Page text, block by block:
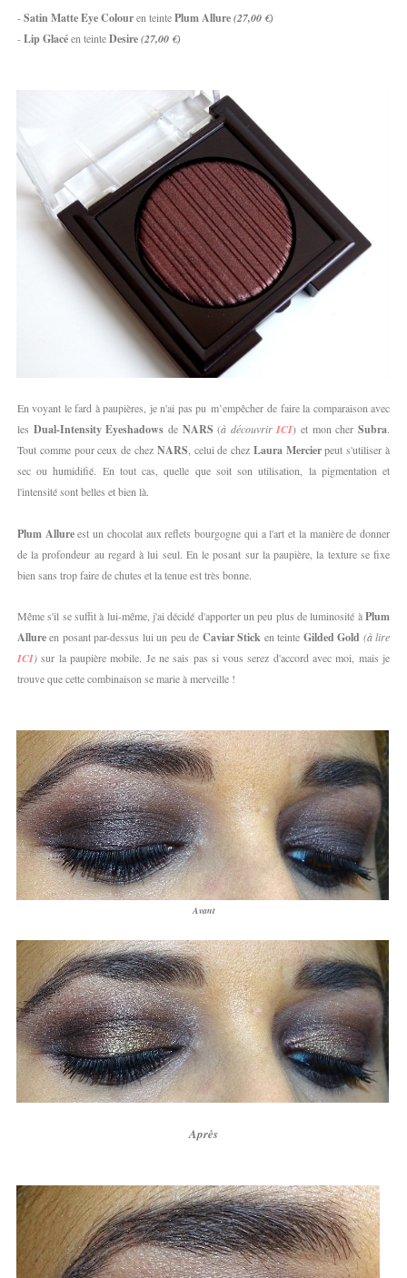
-Satin Matte Eye Colouren teintePlum Allure(27,00 €)
-Lip Glacéen teinteDesire(27,00 €)
En voyant le fard à paupières, je n'ai pas pu m’empêcher de faire la comparaison avec
les Dual-Intensity Eyeshadows de NARS (à découvrirICI) et mon cherSubra.
Tout comme pour ceux de chez NARS , celui de chez Laura Mercierpeut s'utiliser à
sec ou humidifié. En tout cas, quelle que soit son utilisation, la pigmentation et
l'intensité sont belles et bien là.
Plum Allureest un chocolat aux reflets bourgogne qui a l'art et la manière de donner
de la profondeur au regard à lui seul. En le posant sur la paupière, la texture se fixe
bien sans trop faire de chutes et la tenue est très bonne.
Même s'il se suffit à lui-même, j'ai décidé d'apporter un peu plus de luminosité àPlum
Allureen posant par-dessus lui un peu de Caviar Stick en teinte Gilded Gold (à lire
ICI)sur la paupière mobile. Je ne sais pas si vous serez d'accord avec moi, mais je
trouve que cette combinaison se marie à merveille !
Avant
Après